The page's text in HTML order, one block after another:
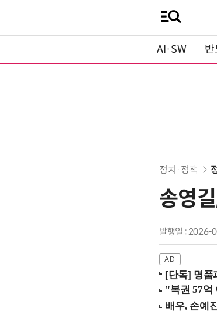
AI·SW 반
정치·정책
송영
발행일 : 2026-
[단독] 명품